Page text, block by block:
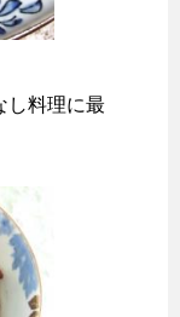
し料理に最